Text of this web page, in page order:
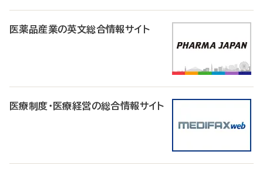
医薬品産業の英文総合情報サイト
医療制度・医療経営の総合情報サイト